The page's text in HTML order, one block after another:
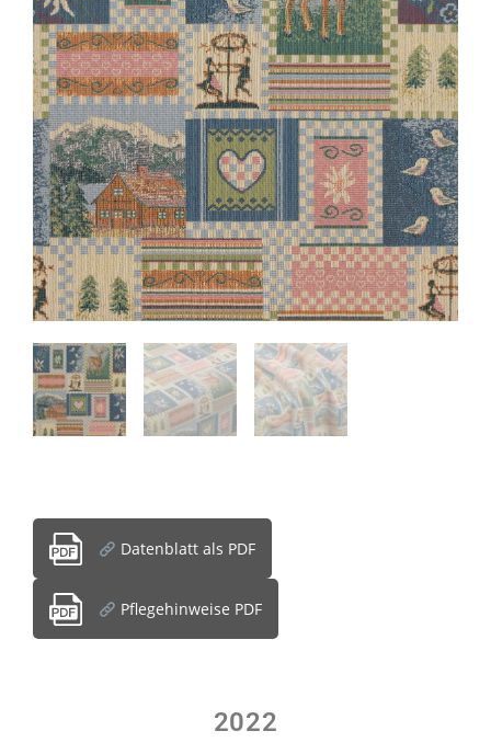
Datenblatt als PDF
Pflegehinweise PDF
2022